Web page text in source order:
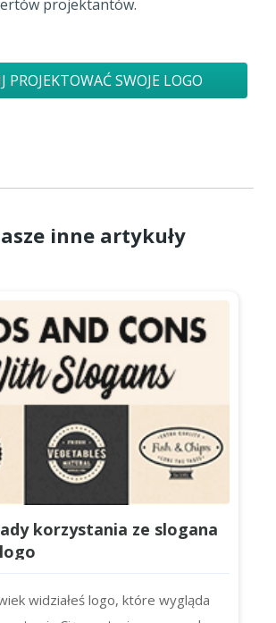
projektantów.
PROJEKTOWAĆ SWOJE LOGO
inne artykuły
korzystania ze slogana
widziałeś logo, które wygląda